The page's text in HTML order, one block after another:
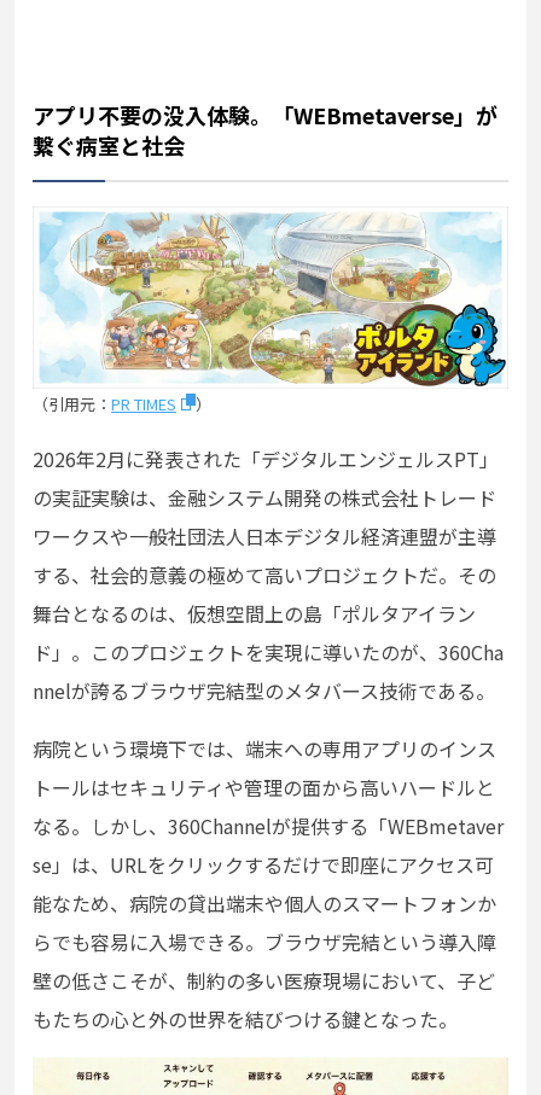
アプリ不要の没入体験。「WEBmetaverse」が
繋ぐ病室と社会
（引用元： PR TIMES ）
2026年2月に発表された「デジタルエンジェルスPT」
の実証実験は、金融システム開発の株式会社トレード
ワークスや一般社団法人日本デジタル経済連盟が主導
する、社会的意義の極めて高いプロジェクトだ。その
舞台となるのは、仮想空間上の島「ポルタアイラン
ド」。このプロジェクトを実現に導いたのが、360Cha
nnelが誇るブラウザ完結型のメタバース技術である。
病院という環境下では、端末への専用アプリのインス
トールはセキュリティや管理の面から高いハードルと
なる。しかし、360Channelが提供する「WEBmetaver
se」は、URLをクリックするだけで即座にアクセス可
能なため、病院の貸出端末や個人のスマートフォンか
らでも容易に入場できる。ブラウザ完結という導入障
壁の低さこそが、制約の多い医療現場において、子ど
もたちの心と外の世界を結びつける鍵となった。